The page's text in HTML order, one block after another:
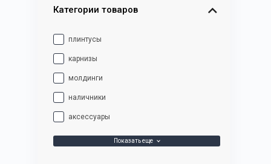
Категории товаров
плинтусы
карнизы
молдинги
наличники
аксессуары
Показать еще